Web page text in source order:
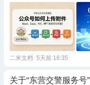
二米文档 5天前 16:35
关于“东营交警服务号”